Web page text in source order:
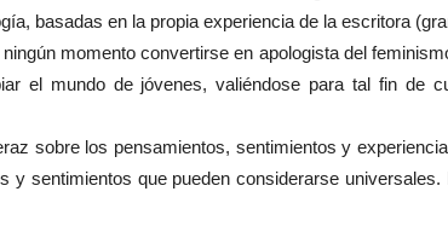
basadas en la propia experiencia de la escritora
momento convertirse en apologista del
el mundo de jóvenes, valiéndose para tal fin de
sobre los pensamientos, sentimientos y
sentimientos que pueden considerarse